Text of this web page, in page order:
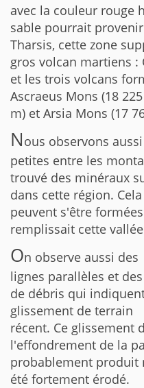
avec la couleur rouge
sable pourrait
Tharsis, cette zone
gros volcan martiens :
et les trois volcans
Ascraeus Mons (18
m) et Arsia Mons (17
Nous observons
petites entre les
trouvé des minéraux
dans cette région.
peuvent s'être
remplissait cette
On observe aussi des
lignes parallèles et
de débris qui
glissement de terrain
récent. Ce glissement
l'effondrement de la
probablement produit
été fortement érodé.